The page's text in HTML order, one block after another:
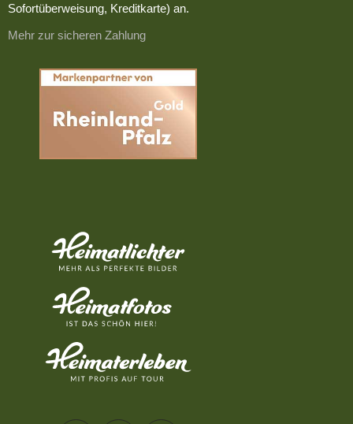
Sofortüberweisung, Kreditkarte) an.
Mehr zur sicheren Zahlung